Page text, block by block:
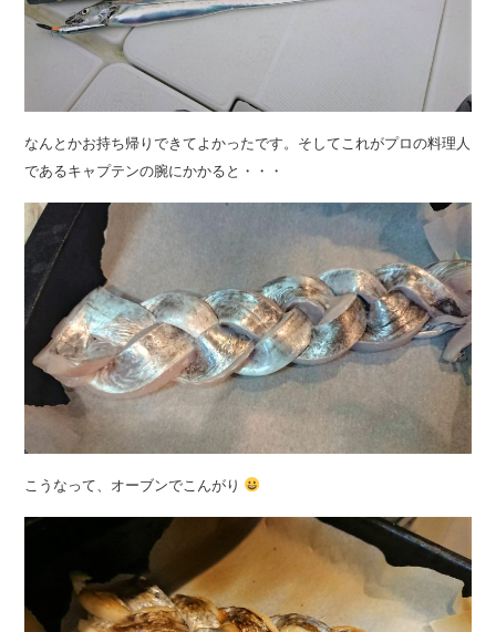
なんとかお持ち帰りできてよかったです。そしてこれがプロの料理人
であるキャプテンの腕にかかると・・・
こうなって、オーブンでこんがり